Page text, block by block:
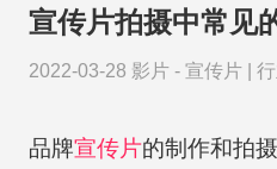
宣传片拍摄中常见
2022-03-28 影片 - 宣传片
品牌宣传片的制作和拍